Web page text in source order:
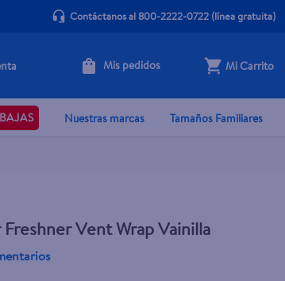
Contáctanos al 800-2222-0722(línea gratuita)
Mis pedidos Mi Carrito
Nuestras marcas Tamaños Familiares
Vent Wrap Vainilla
+ Agregar